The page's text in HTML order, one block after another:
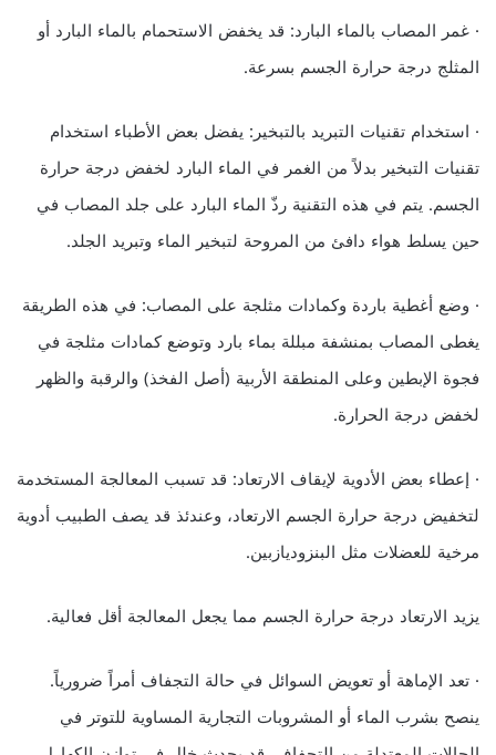
· غمر المصاب بالماء البارد: قد يخفض الاستحمام بالماء البارد أو
المثلج درجة حرارة الجسم بسرعة.
· استخدام تقنيات التبريد بالتبخير: يفضل بعض الأطباء استخدام
تقنيات التبخير بدلاً من الغمر في الماء البارد لخفض درجة حرارة
الجسم. يتم في هذه التقنية رذّ الماء البارد على جلد المصاب في
حين يسلط هواء دافئ من المروحة لتبخير الماء وتبريد الجلد.
· وضع أغطية باردة وكمادات مثلجة على المصاب: في هذه الطريقة
يغطى المصاب بمنشفة مبللة بماء بارد وتوضع كمادات مثلجة في
فجوة الإبطين وعلى المنطقة الأربية (أصل الفخذ) والرقبة والظهر
لخفض درجة الحرارة.
· إعطاء بعض الأدوية لإيقاف الارتعاد: قد تسبب المعالجة المستخدمة
لتخفيض درجة حرارة الجسم الارتعاد، وعندئذ قد يصف الطبيب أدوية
مرخية للعضلات مثل البنزوديازبين.
يزيد الارتعاد درجة حرارة الجسم مما يجعل المعالجة أقل فعالية.
· تعد الإماهة أو تعويض السوائل في حالة التجفاف أمراً ضرورياً.
ينصح بشرب الماء أو المشروبات التجارية المساوية للتوتر في